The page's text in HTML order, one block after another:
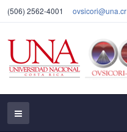
(506) 2562-4001 ovsicori@una.cr